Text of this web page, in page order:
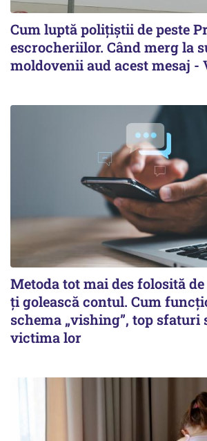
Cum luptă polițiștii de peste
escrocheriilor. Când merg la
moldovenii aud acest mesaj -
Metoda tot mai des folosită
ți golească contul. Cum
schema „vishing”, top sfaturi
victima lor